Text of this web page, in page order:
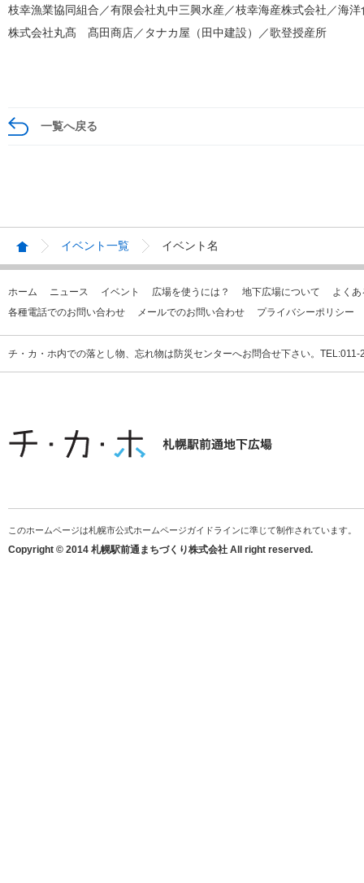
枝幸漁業協同組合／有限会社丸中三興水産／枝幸海産株式会社／海
株式会社丸髙 髙田商店／タナカ屋（田中建設）／歌登授産所
一覧へ戻る
イベント一覧 イベント名
ホーム ニュース イベント 広場を使うには？ 地下広場について
よく
各種電話でのお問い合わせ
メールでのお問い合わせ プライバシーポリシー
チ・カ・ホ内での落とし物、忘れ物は防災センターへお問合せ下さい。
このホームページは札幌市公式ホームページガイドラインに準じて制作されています。
Copyright © 2014 札幌駅前通まちづくり株式会社 All right reserved.